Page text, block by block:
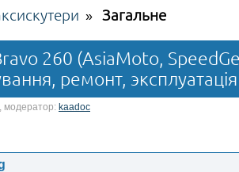
» Загальне
260 (AsiaMoto,
ремонт, эксплуатація
модератор: kaadoc